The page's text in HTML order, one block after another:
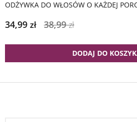
ODŻYWKA DO WŁOSÓW O KAŻDEJ
34,99 zł 38,99zł
DODAJ DO